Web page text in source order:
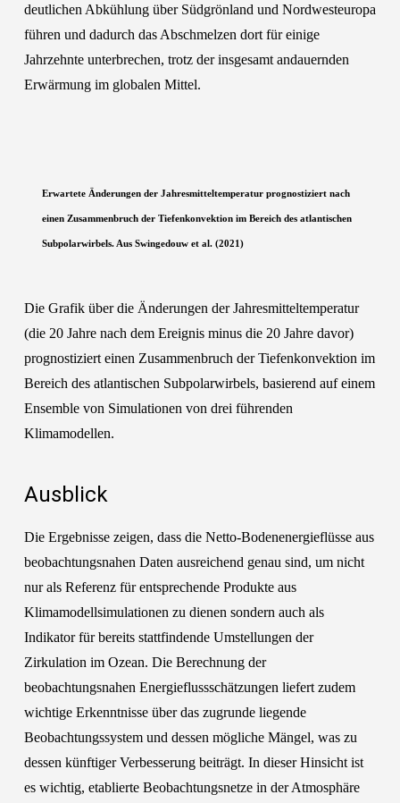
deutlichen Abkühlung über Südgrönland und Nordwesteuropa
führen und dadurch das Abschmelzen dort für einige
Jahrzehnte unterbrechen, trotz der insgesamt andauernden
Erwärmung im globalen Mittel.
Erwartete Änderungen der Jahresmitteltemperatur prognostiziert nach
einen Zusammenbruch der Tiefenkonvektion im Bereich des atlantischen
Subpolarwirbels. Aus Swingedouw et al. (2021)
Die Grafik über die Änderungen der Jahresmitteltemperatur
(die 20 Jahre nach dem Ereignis minus die 20 Jahre davor)
prognostiziert einen Zusammenbruch der Tiefenkonvektion im
Bereich des atlantischen Subpolarwirbels, basierend auf einem
Ensemble von Simulationen von drei führenden
Klimamodellen.
Ausblick
Die Ergebnisse zeigen, dass die Netto-Bodenenergieflüsse aus
beobachtungsnahen Daten ausreichend genau sind, um nicht
nur als Referenz für entsprechende Produkte aus
Klimamodellsimulationen zu dienen sondern auch als
Indikator für bereits stattfindende Umstellungen der
Zirkulation im Ozean. Die Berechnung der
beobachtungsnahen Energieflussschätzungen liefert zudem
wichtige Erkenntnisse über das zugrunde liegende
Beobachtungssystem und dessen mögliche Mängel, was zu
dessen künftiger Verbesserung beiträgt. In dieser Hinsicht ist
es wichtig, etablierte Beobachtungsnetze in der Atmosphäre